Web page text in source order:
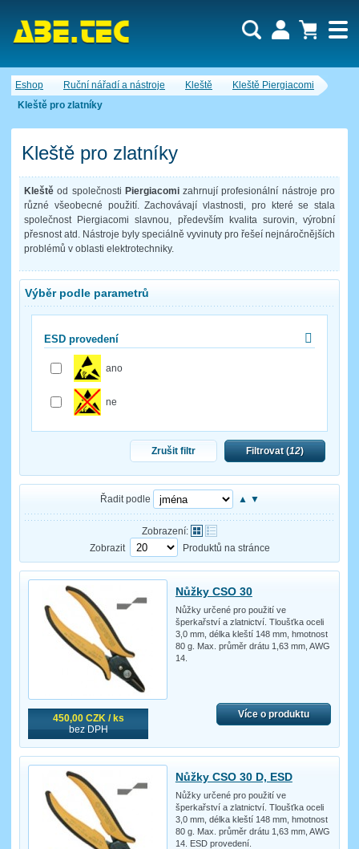
Eshop Ruční nářadí a nástroje Kleště
Kleště Piergiacomi
Kleště pro zlatníky
Kleště pro zlatníky
Kleště od společnosti Piergiacomizahrnují profesionální nástroje pro
různé všeobecné použití. Zachovávají vlastnosti, pro které se stala
společnost Piergiacomi slavnou, především kvalita surovin, výrobní
přesnost atd. Nástroje byly speciálně vyvinuty pro řešeí nejnáročnějších
problémů v oblasti elektrotechniky.
Výběr podle parametrů
ESD provedení
ano
ne
Zrušit filtr Filtrovat (12)
Řadit podle ▲ ▼
Zobrazení:
Zobrazit
Produktů na stránce
450,00 CZK / ks
bez DPH
Nůžky CSO 30
Nůžky určené pro použití ve
šperkařství a zlatnictví. Tloušťka oceli
3,0 mm, délka kleští 148 mm, hmotnost
80 g. Max. průměr drátu 1,63 mm, AWG
14.
Více o produktu
Nůžky CSO 30 D, ESD
Nůžky určené pro použití ve
šperkařství a zlatnictví. Tloušťka oceli
3,0 mm, délka kleští 148 mm, hmotnost
80 g. Max. průměr drátu 1,63 mm, AWG
14. ESD provedení.
Nákupní košík je momentálně prázdný.
Počet produktů:0
Uživatel:
Zapomenuté heslo Nová registrace